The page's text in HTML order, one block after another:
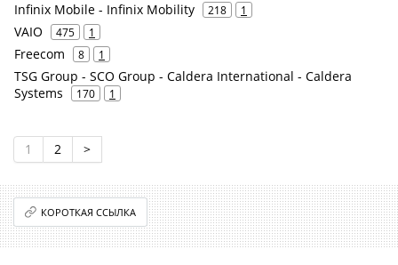
Infinix Mobile - Infinix Mobility 218 1
VAIO 475 1
Freecom 8 1
TSG Group - SCO Group - Caldera International - Caldera
Systems
170 1
1 2 >
КОРОТКАЯ ССЫЛКА